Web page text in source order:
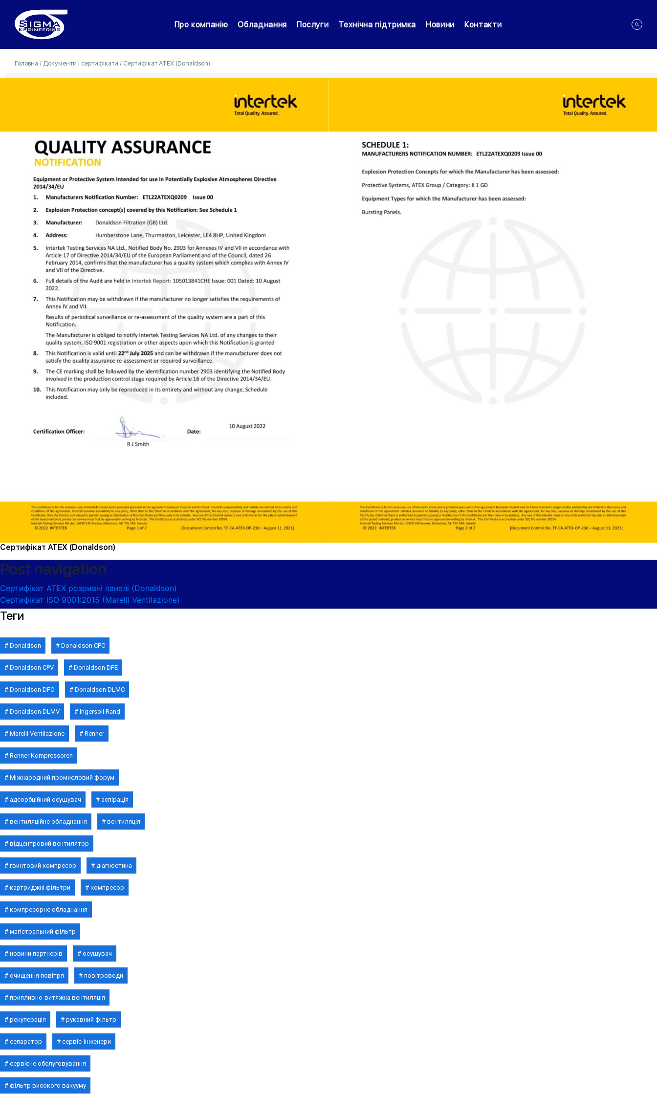
Про компанію Обладнання Послуги Технічна підтримка Новини Контакти
Головна / Документи і сертифікати / Сертифікат ATEX (Donaldson)
Сертифікат ATEX (Donaldson)
Post navigation
Сертифікат ATEX розривні панелі (Donaldson)
Сертифікат ISO 9001:2015 (Marelli Ventilazione)
Теги
Donaldson Donaldson CPC
Donaldson CPV Donaldson DFE
Donaldson DFO Donaldson DLMC
Donaldson DLMV Ingersoll Rand
Marelli Ventilazione Renner
Renner Kompressoren
Міжнародний промисловий форум
адсорбційний осушувач аспірація
вентиляційне обладнання вентиляція
відцентровий вентилятор
гвинтовий компресор діагностика
картриджні фільтри компресор
компресорне обладнання
магістральний фільтр
новини партнерів осушувач
очищення повітря повітроводи
припливно-витяжна вентиляція
рекуперація рукавний фільтр
сепаратор сервіс-інженери
сервісне обслуговування
фільтр високого вакууму